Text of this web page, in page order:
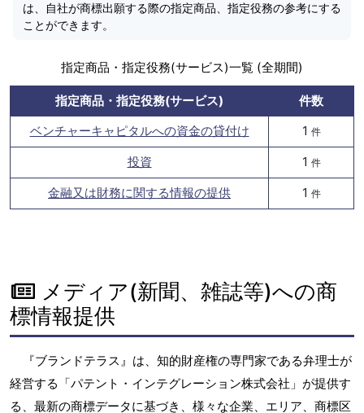
は、自社が商標出願する際の指定商品、指定役務の参考にする
ことができます。
指定商品・指定役務(サービス)一覧 (全期間)
指定商品・指定役務(サービス)
件数
ベンチャーキャピタルへの資金の貸付け
1 件
投資 1 件
金融又は財務に関する情報の提供 1 件
メディア(新聞、雑誌等)への商
標情報提供
『ブランドテラス』は、知的財産権の専門家である弁理士が
経営する「パテント・インテグレーション株式会社」が提供す
る、最新の商標データに基づき、様々な企業、エリア、商標区